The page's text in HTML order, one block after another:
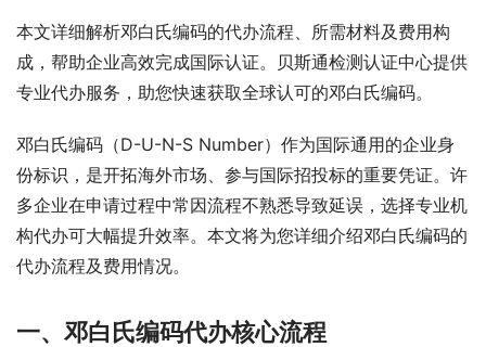
本文详细解析邓白氏编码的代办流程、所需材料及费用构
成，帮助企业高效完成国际认证。贝斯通检测认证中心提供
专业代办服务，助您快速获取全球认可的邓白氏编码。
邓白氏编码（D-U-N-S Number）作为国际通用的企业身
份标识，是开拓海外市场、参与国际招投标的重要凭证。许
多企业在申请过程中常因流程不熟悉导致延误，选择专业机
构代办可大幅提升效率。本文将为您详细介绍邓白氏编码的
代办流程及费用情况。
一、邓白氏编码代办核心流程